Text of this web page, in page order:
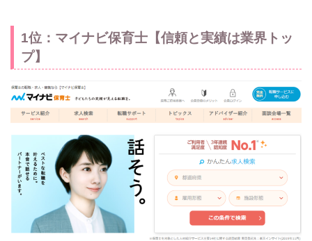
1位：マイナビ保育士【信頼と実績は業界トッ
プ】